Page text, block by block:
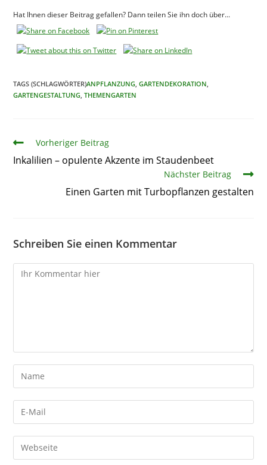
Hat Ihnen dieser Beitrag gefallen? Dann teilen Sie ihn doch über...
TAGS (SCHLAGWÖRTER)ANPFLANZUNG GARTENDEKORATION
GARTENGESTALTUNG THEMENGARTEN
ArtikelVorheriger Beitrag
Inkalilien – opulente Akzente im Staudenbeet
Nächster Beitrag
Einen Garten mit Turbopflanzen gestalten
Schreiben Sie einen Kommentar
Kommentare
Gib
deinen
Namen
oder
zum
Kommentieren
Gib
deine
E-
Mail-
Gib
deine